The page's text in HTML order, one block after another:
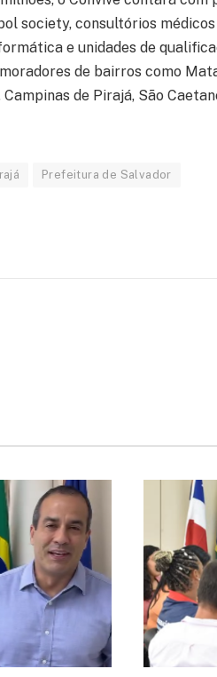
society, consultórios
e unidades de
de bairros como
de Pirajá, São
Prefeitura de Salvador